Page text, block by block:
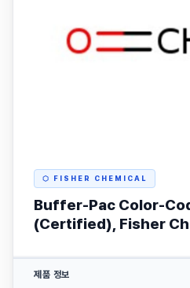
⬡ FISHER CHEMICAL
Buffer-Pac Color-
(Certified), Fisher
제품 정보